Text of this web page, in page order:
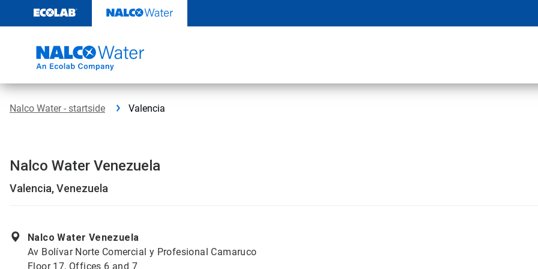
indhold
Nalco Water - startside Valencia
Nalco Water Venezuela
Valencia, Venezuela
Nalco Water Venezuela
Av Bolívar Norte Comercial y Profesional Camaruco
Floor 17, Offices 6 and 7